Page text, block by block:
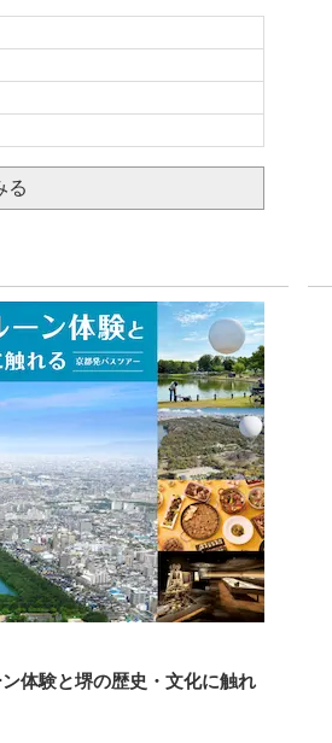
る
体験と堺の歴史・文化に触れ